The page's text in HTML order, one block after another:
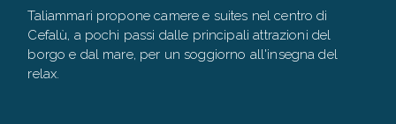
Taliammari propone camere e suites nel centro di
Cefalù, a pochi passi dalle principali attrazioni del
borgo e dal mare, per un soggiorno all'insegna del
relax.